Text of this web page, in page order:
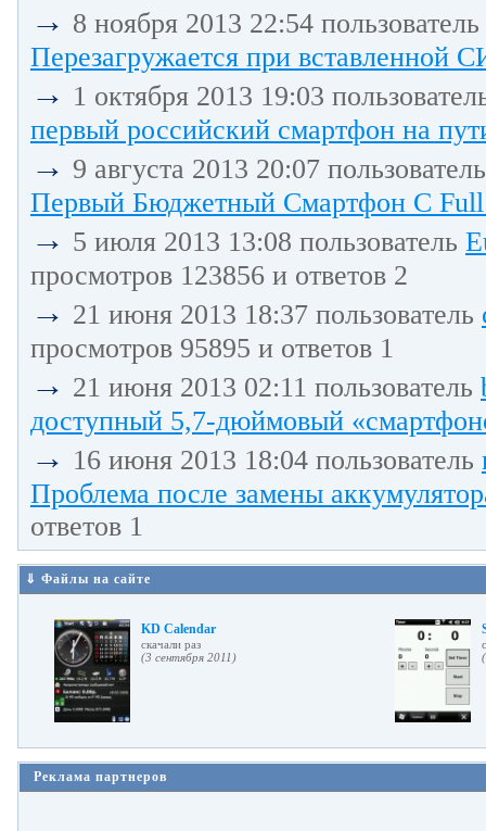
→ 8 ноября 2013 22:54 пользователь
Перезагружается при вставленной
→ 1 октября 2013 19:03
первый российский смартфон на
→ 9 августа 2013 20:07
Первый Бюджетный Смартфон С
→ 5 июля 2013 13:08 пользователь
просмотров 123856 и ответов 2
→ 21 июня 2013 18:37 пользователь
просмотров 95895 и ответов 1
→ 21 июня 2013 02:11 пользователь
доступный 5,7-дюймовый
→ 16 июня 2013 18:04 пользователь
Проблема после замены
ответов 1
⇓ Файлы на сайте
KD Calendar
cкачали раз
(3 сентября 2011)
Реклама партнеров